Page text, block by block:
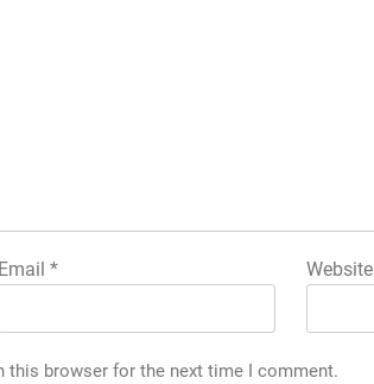
Email * Website
this browser for the next time I comment.